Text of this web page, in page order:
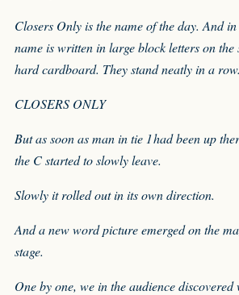
Closers Only is the name of the day. And
name is written in large block letters on the
hard cardboard. They stand neatly in a row.
CLOSERS ONLY
But as soon as man in tie 1 had been up
the C started to slowly leave.
Slowly it rolled out in its own direction.
And a new word picture emerged on the
stage.
One by one, we in the audience